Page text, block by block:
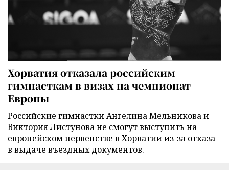
Хорватия отказала российским
гимнасткам в визах на чемпионат
Европы
Российские гимнастки Ангелина Мельникова и
Виктория Листунова не смогут выступить на
европейском первенстве в Хорватии из-за отказа
в выдаче въездных документов.